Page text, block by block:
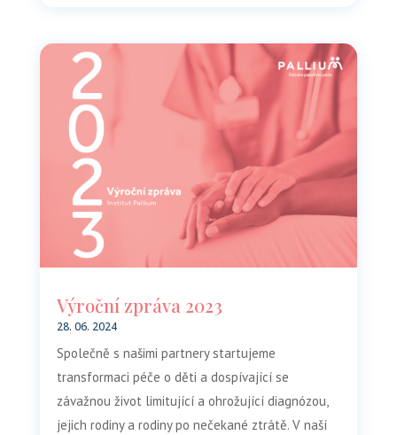
Výroční zpráva 2023
28. 06. 2024
Společně s našimi partnery startujeme
transformaci péče o děti a dospívající se
závažnou život limitující a ohrožující diagnózou,
jejich rodiny a rodiny po nečekané ztrátě. V naší